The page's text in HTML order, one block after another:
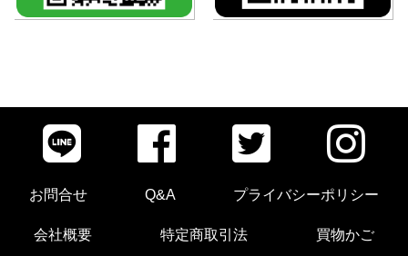
お問合せ Q&A プライバシーポリシー
会社概要 特定商取引法 買物かご